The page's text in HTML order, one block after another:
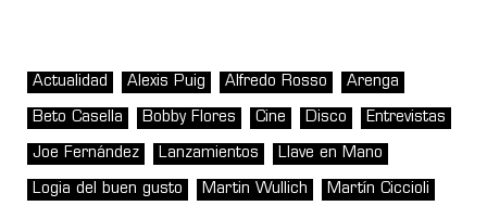
Actualidad Alexis Puig Alfredo Rosso Arenga
Beto Casella Bobby Flores Cine Disco Entrevistas
Joe Fernández Lanzamientos Llave en Mano
Logia del buen gusto Martin Wullich Martín Ciccioli